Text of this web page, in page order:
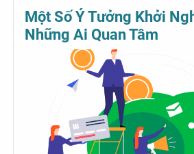
Một Số Ý Tưởng Khởi
Những Ai Quan Tâm